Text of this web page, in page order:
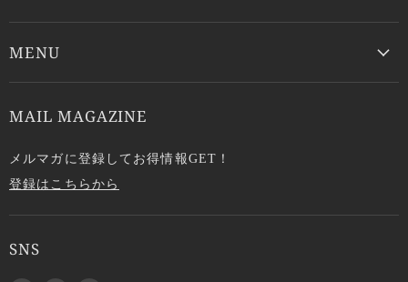
MENU
MAIL MAGAZINE
メルマガに登録してお得情報GET！
登録はこちらから
SNS